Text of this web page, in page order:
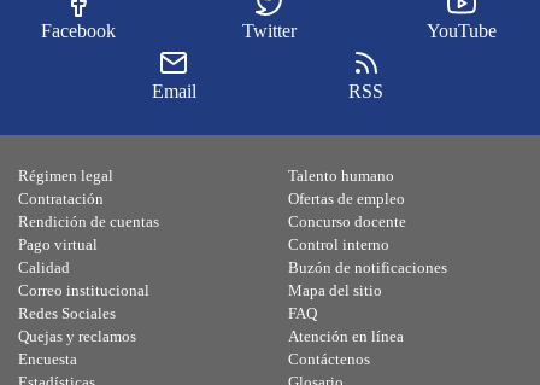
Facebook Twitter YouTube
Email RSS
Régimen legal
Contratación
Rendición de cuentas
Pago virtual
Calidad
Talento humano
Ofertas de empleo
Concurso docente
Control interno
Buzón de notificaciones
Correo institucional
Redes Sociales
Quejas y reclamos
Encuesta
Mapa del sitio
FAQ
Atención en línea
Contáctenos